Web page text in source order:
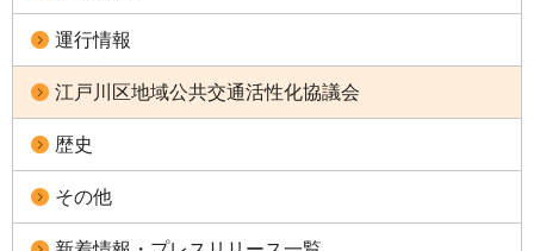
運行情報
江戸川区地域公共交通活性化協議会
歴史
その他